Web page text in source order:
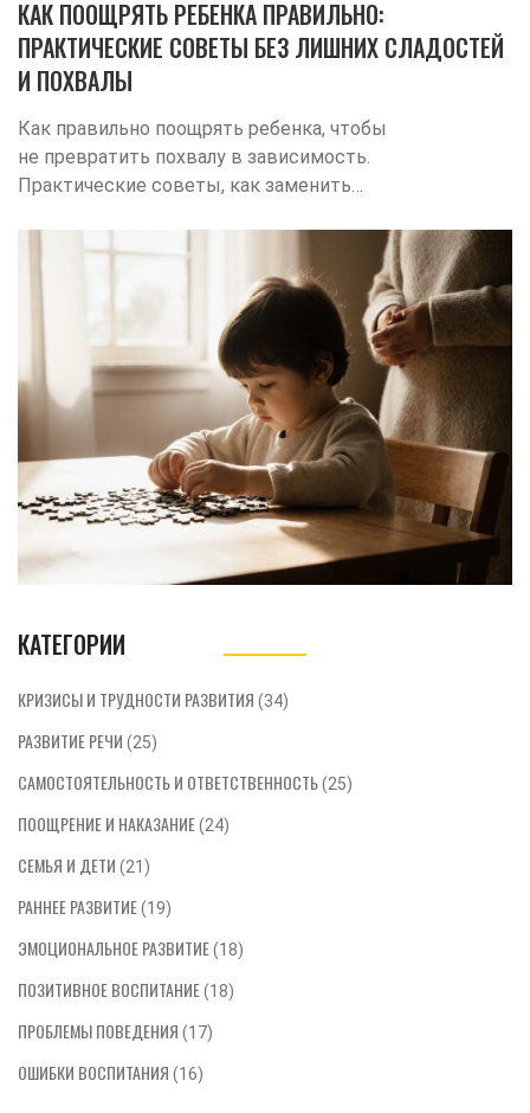
КАК ПООЩРЯТЬ РЕБЕНКА ПРАВИЛЬНО:
ПРАКТИЧЕСКИЕ СОВЕТЫ БЕЗ ЛИШНИХ СЛАДОСТЕЙ
И ПОХВАЛЫ
Как правильно поощрять ребенка, чтобы
не превратить похвалу в зависимость.
Практические советы, как заменить
КАТЕГОРИИ
КРИЗИСЫ И ТРУДНОСТИ РАЗВИТИЯ (34)
РАЗВИТИЕ РЕЧИ (25)
САМОСТОЯТЕЛЬНОСТЬ И ОТВЕТСТВЕННОСТЬ(25)
ПООЩРЕНИЕ И НАКАЗАНИЕ(24)
СЕМЬЯ И ДЕТИ (21)
РАННЕЕ РАЗВИТИЕ(19)
ЭМОЦИОНАЛЬНОЕ РАЗВИТИЕ(18)
ПОЗИТИВНОЕ ВОСПИТАНИЕ(18)
ПРОБЛЕМЫ ПОВЕДЕНИЯ (17)
ОШИБКИ ВОСПИТАНИЯ (16)